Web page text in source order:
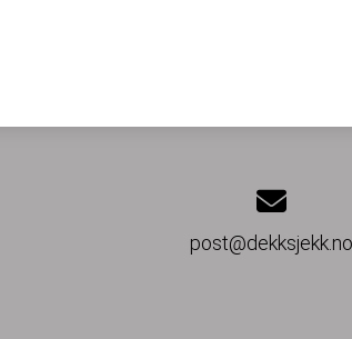
post@dekksjekk.no